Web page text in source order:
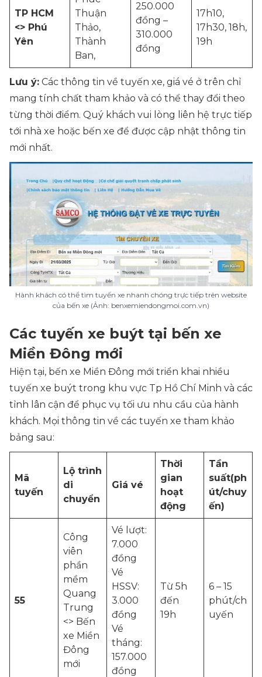
TP HCM
<> Phú
Yên
Thuận
Thảo,
Thành
Ban,
250.000
đồng –
310.000
đồng
17h10,
17h30, 18h,
19h
Lưu ý: Các thông tin về tuyến xe, giá vé ở trên chỉ
mang tính chất tham khảo và có thể thay đổi theo
từng thời điểm. Quý khách vui lòng liên hệ trực tiếp
tới nhà xe hoặc bến xe để được cập nhật thông tin
mới nhất.
Hành khách có thể tìm tuyến xe nhanh chóng trực tiếp trên website
của bến xe (Ảnh: benxemiendongmoi.com.vn)
Các tuyến xe buýt tại bến xe
Miền Đông mới
Hiện tại, bến xe Miền Đông mới triển khai nhiều
tuyến xe buýt trong khu vực Tp Hồ Chí Minh và các
tỉnh lân cận để phục vụ tối ưu nhu cầu của hành
khách. Mọi thông tin về các tuyến xe tham khảo
bảng sau:
Mã
tuyến
Lộ trình
di
chuyển
Giá vé
Thời
gian
hoạt
động
Tần
suất(ph
út/chuy
ến)
55
Công
viên
phần
mềm
Quang
Trung
<> Bến
xe Miền
Đông
mới
Vé lượt:
7.000
đồng
Vé
HSSV:
3.000
đồng
Vé
tháng:
157.000
đồng
Từ 5h
đến
19h
6 – 15
phút/ch
uyến